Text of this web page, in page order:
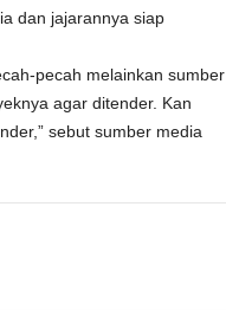
dan jajarannya siap
pecah melainkan sumber
agar ditender. Kan
sebut sumber media